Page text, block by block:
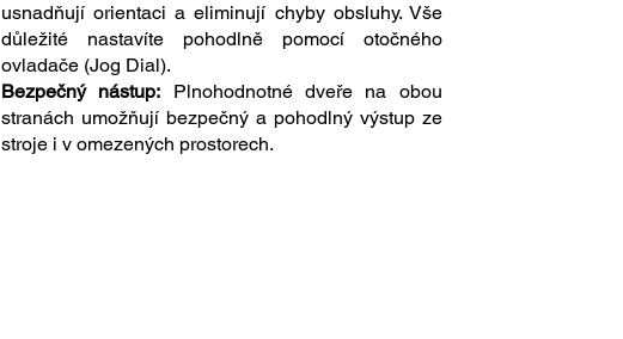
usnadňují orientaci a eliminují chyby obsluhy. Vše
důležité nastavíte pohodlně pomocí otočného
ovladače (Jog Dial).
Bezpečný nástup: Plnohodnotné dveře na obou
stranách umožňují bezpečný a pohodlný výstup ze
stroje i v omezených prostorech.